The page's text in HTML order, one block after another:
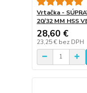
Vrtačka -
20/32 MM HSS
28,60 €
23,25 € bez DPH